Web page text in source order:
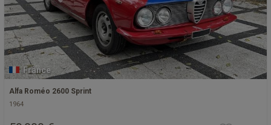
France
Alfa Roméo 2600 Sprint
1964